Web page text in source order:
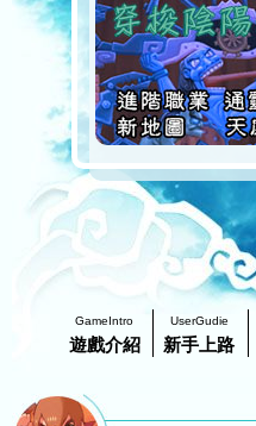
GameIntro
遊戲介紹
UserGudie
新手上路